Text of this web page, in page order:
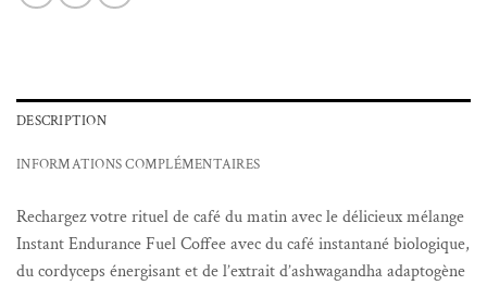
DESCRIPTION
INFORMATIONS COMPLÉMENTAIRES
Rechargez votre rituel de café du matin avec le délicieux mélange
Instant Endurance Fuel Coffee avec du café instantané biologique,
du cordyceps énergisant et de l’extrait d’ashwagandha adaptogène